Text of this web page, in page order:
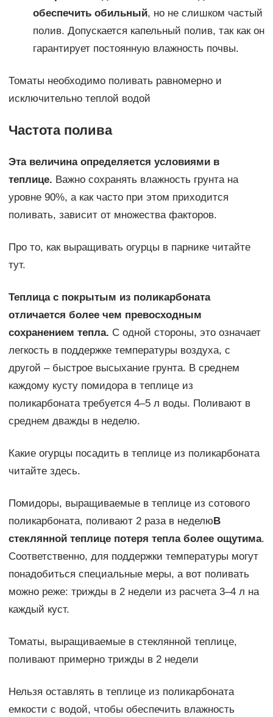
обеспечить обильный, но не слишком частый
полив. Допускается капельный полив, так как он
гарантирует постоянную влажность почвы.
Томаты необходимо поливать равномерно и
исключительно теплой водой
Частота полива
Эта величина определяется условиями в
теплице. Важно сохранять влажность грунта на
уровне 90%, а как часто при этом приходится
поливать, зависит от множества факторов.
Про то, как выращивать огурцы в парнике читайте
тут.
Теплица с покрытым из поликарбоната
отличается более чем превосходным
сохранением тепла. С одной стороны, это означает
легкость в поддержке температуры воздуха, с
другой – быстрое высыхание грунта. В среднем
каждому кусту помидора в теплице из
поликарбоната требуется 4–5 л воды. Поливают в
среднем дважды в неделю.
Какие огурцы посадить в теплице из поликарбоната
читайте здесь.
Помидоры, выращиваемые в теплице из сотового
поликарбоната, поливают 2 раза в неделю В
стеклянной теплице потеря тепла более ощутима.
Соответственно, для поддержки температуры могут
понадобиться специальные меры, а вот поливать
можно реже: трижды в 2 недели из расчета 3–4 л на
каждый куст.
Томаты, выращиваемые в стеклянной теплице,
поливают примерно трижды в 2 недели
Нельзя оставлять в теплице из поликарбоната
емкости с водой, чтобы обеспечить влажность